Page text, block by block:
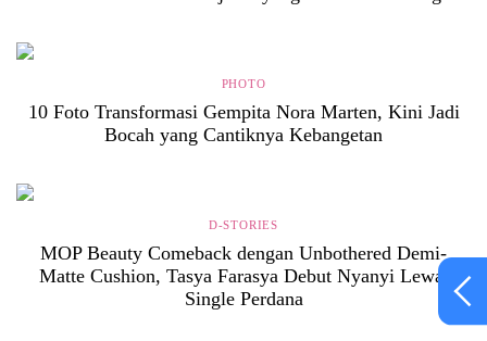
PHOTO
10 Foto Transformasi Gempita Nora Marten, Kini Jadi
Bocah yang Cantiknya Kebangetan
D-STORIES
MOP Beauty Comeback dengan Unbothered Demi-
Matte Cushion, Tasya Farasya Debut Nyanyi Lewat
Single Perdana